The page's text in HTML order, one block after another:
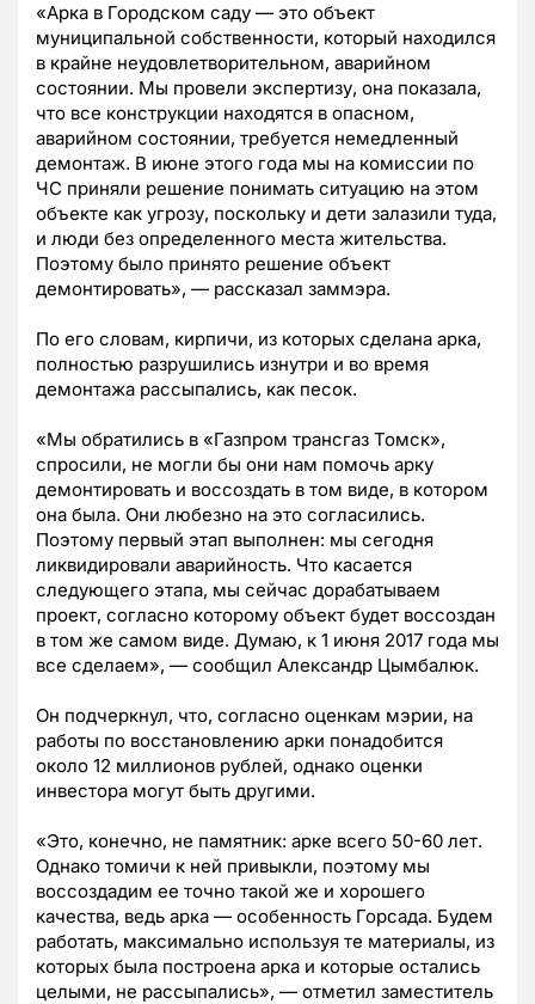
«Арка в Городском саду — это объект
муниципальной собственности, который находился
в крайне неудовлетворительном, аварийном
состоянии. Мы провели экспертизу, она показала,
что все конструкции находятся в опасном,
аварийном состоянии, требуется немедленный
демонтаж. В июне этого года мы на комиссии по
ЧС приняли решение понимать ситуацию на этом
объекте как угрозу, поскольку и дети залазили туда,
и люди без определенного места жительства.
Поэтому было принято решение объект
демонтировать», — рассказал заммэра.
По его словам, кирпичи, из которых сделана арка,
полностью разрушились изнутри и во время
демонтажа рассыпались, как песок.
«Мы обратились в «Газпром трансгаз Томск»,
спросили, не могли бы они нам помочь арку
демонтировать и воссоздать в том виде, в котором
она была. Они любезно на это согласились.
Поэтому первый этап выполнен: мы сегодня
ликвидировали аварийность. Что касается
следующего этапа, мы сейчас дорабатываем
проект, согласно которому объект будет воссоздан
в том же самом виде. Думаю, к 1 июня 2017 года мы
все сделаем», — сообщил Александр Цымбалюк.
Он подчеркнул, что, согласно оценкам мэрии, на
работы по восстановлению арки понадобится
около 12 миллионов рублей, однако оценки
инвестора могут быть другими.
«Это, конечно, не памятник: арке всего 50-60 лет.
Однако томичи к ней привыкли, поэтому мы
воссоздадим ее точно такой же и хорошего
качества, ведь арка — особенность Горсада. Будем
работать, максимально используя те материалы, из
которых была построена арка и которые остались
целыми, не рассыпались», — отметил заместитель